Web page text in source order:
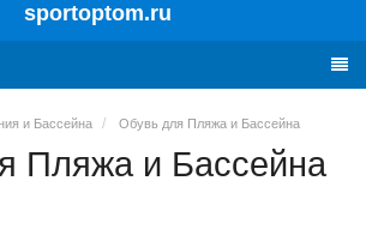
sportoptom.ru
и Бассейна Обувь для Пляжа и Бассейна
Пляжа и Бассейна